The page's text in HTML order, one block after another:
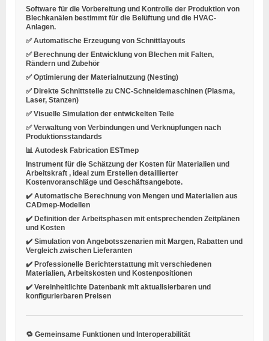
Software für die Vorbereitung und Kontrolle der Produktion von
Blechkanälen bestimmt für die Belüftung und die HVAC-
Anlagen.
✅ Automatische Erzeugung von Schnittlayouts
✅ Berechnung der Entwicklung von Blechen mit Falten,
Rändern und Zubehör
✅ Optimierung der Materialnutzung (Nesting)
✅ Direkte Schnittstelle zu CNC-Schneidemaschinen (Plasma,
Laser, Stanzen)
✅ Visuelle Simulation der entwickelten Teile
✅ Verwaltung von Verbindungen und Verknüpfungen nach
Produktionsstandards
📊 Autodesk Fabrication ESTmep
Instrument für die Schätzung der Kosten für Materialien und
Arbeitskraft , ideal zum Erstellen detaillierter
Kostenvoranschläge und Geschäftsangebote.
✔️ Automatische Berechnung von Mengen und Materialien aus
CADmep-Modellen
✔️ Definition der Arbeitsphasen mit entsprechenden Zeitplänen
und Kosten
✔️ Simulation von Angebotsszenarien mit Margen, Rabatten und
Vergleich zwischen Lieferanten
✔️ Professionelle Berichterstattung mit verschiedenen
Materialien, Arbeitskosten und Kostenpositionen
✔️ Vereinheitlichte Datenbank mit aktualisierbaren und
konfigurierbaren Preisen
🔁 Gemeinsame Funktionen und Interoperabilität